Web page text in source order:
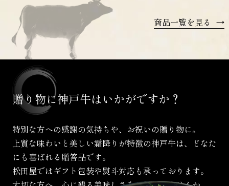
商品一覧を見る →
贈り物に神戸牛はいかがですか？
特別な方への感謝の気持ちや、お祝いの贈り物に。
上質な味わいと美しい霜降りが特徴の神戸牛は、
どなた
にも喜ばれる贈答品です。
松田屋ではギフト包装や熨斗対応も承っております。